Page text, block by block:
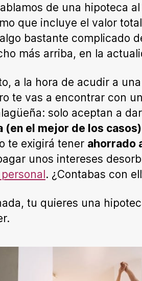
de una hipoteca
que incluye el valor
bastante complicado
más arriba, en la
a la hora de acudir a
te vas a encontrar con
solo aceptan a
(en el mejor de los casos)
te exigirá tener ahorrado
unos intereses
. ¿Contabas con
tu quieres una